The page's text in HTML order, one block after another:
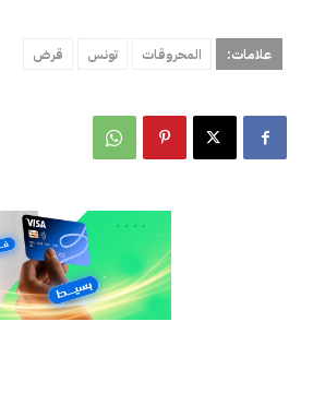
علامات: المحروقات تونس قرض